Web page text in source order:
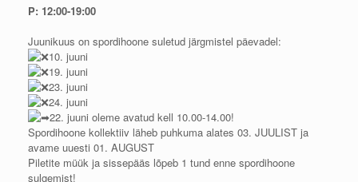
P: 12:00-19:00
Juunikuus on spordihoone suletud järgmistel päevadel:
10. juuni
19. juuni
23. juuni
24. juuni
22. juuni oleme avatud kell 10.00-14.00!
Spordihoone kollektiiv läheb puhkuma alates 03. JUULIST ja
avame uuesti 01. AUGUST
Piletite müük ja sissepääs lõpeb 1 tund enne spordihoone
sulgemist!